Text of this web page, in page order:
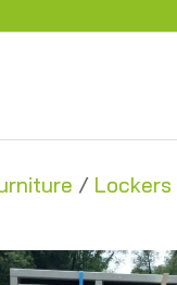
/ Lockers